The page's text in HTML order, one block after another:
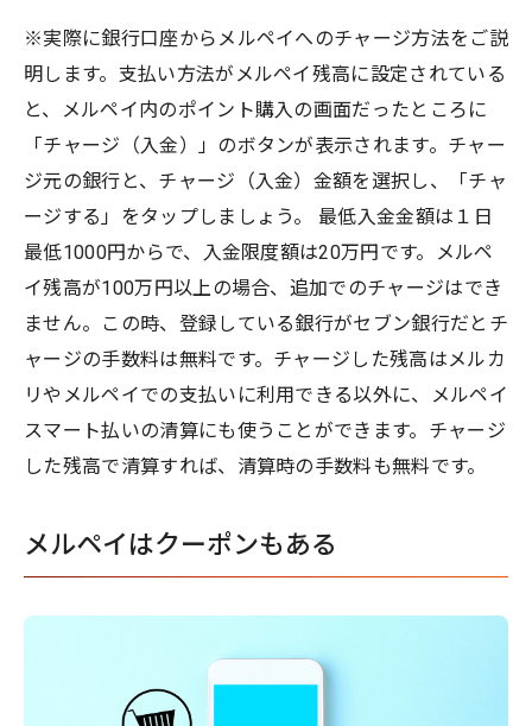
※実際に銀行口座からメルペイへのチャージ方法をご説
明します。支払い方法がメルペイ残高に設定されている
と、メルペイ内のポイント購入の画面だったところに
「チャージ（入金）」のボタンが表示されます。チャー
ジ元の銀行と、チャージ（入金）金額を選択し、「チャ
ージする」をタップしましょう。 最低入金金額は１日
最低1000円からで、入金限度額は20万円です。メルペ
イ残高が100万円以上の場合、追加でのチャージはでき
ません。この時、登録している銀行がセブン銀行だとチ
ャージの手数料は無料です。チャージした残高はメルカ
リやメルペイでの支払いに利用できる以外に、メルペイ
スマート払いの清算にも使うことができます。チャージ
した残高で清算すれば、清算時の手数料も無料です。
メルペイはクーポンもある